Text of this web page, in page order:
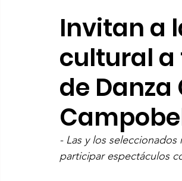
Invitan a
cultural a
de
- Las y los
participar espectáculos